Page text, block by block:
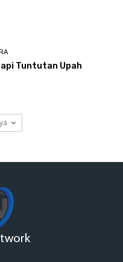
Tuntutan Upah